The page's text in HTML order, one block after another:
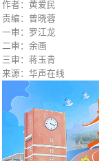
作者：黄爱民
责编：曾晓蓉
一审：罗江龙
二审：余画
三审：蒋玉青
来源：华声在线